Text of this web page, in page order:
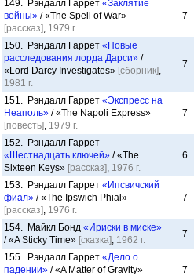
149. Рэндалл Гаррет «Заклятие
войны» / «The Spell of War»
[рассказ], 1979 г.
7
150. Рэндалл Гаррет «Новые
расследования лорда Дарси» /
«Lord Darcy Investigates» [сборник],
1981 г.
7
151. Рэндалл Гаррет «Экспресс на
Неаполь» / «The Napoli Express»
[повесть], 1979 г.
7
152. Рэндалл Гаррет
«Шестнадцать ключей» / «The
Sixteen Keys» [рассказ], 1976 г.
6
153. Рэндалл Гаррет «Ипсвичский
фиал» / «The Ipswich Phial»
[рассказ], 1976 г.
7
154. Майкл Бонд «Ириски в миске»
/ «A Sticky Time» [сказка], 1962 г.
7
155. Рэндалл Гаррет «Дело о
падении» / «A Matter of Gravity»
7